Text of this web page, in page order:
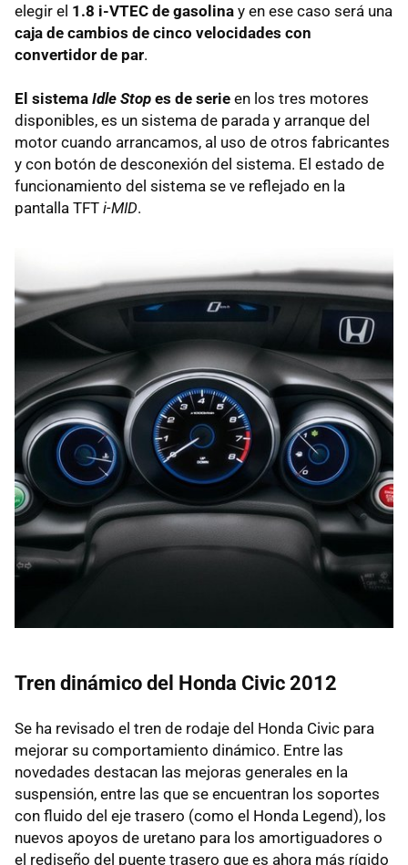
elegir el 1.8 i-VTEC de gasolina y en ese caso será una
caja de cambios de cinco velocidades con
convertidor de par.
El sistema Idle Stop es de serie en los tres motores
disponibles, es un sistema de parada y arranque del
motor cuando arrancamos, al uso de otros fabricantes
y con botón de desconexión del sistema. El estado de
funcionamiento del sistema se ve reflejado en la
pantalla TFT i-MID.
Tren dinámico del Honda Civic 2012
Se ha revisado el tren de rodaje del Honda Civic para
mejorar su comportamiento dinámico. Entre las
novedades destacan las mejoras generales en la
suspensión, entre las que se encuentran los soportes
con fluido del eje trasero (como el Honda Legend), los
nuevos apoyos de uretano para los amortiguadores o
el rediseño del puente trasero que es ahora más rígido